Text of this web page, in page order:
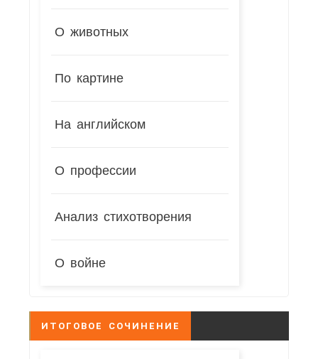
О животных
По картине
На английском
О профессии
Анализ стихотворения
О войне
ИТОГОВОЕ СОЧИНЕНИЕ